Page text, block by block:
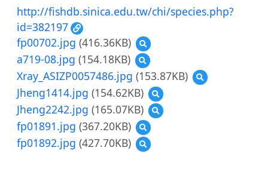
http://fishdb.sinica.edu.tw/chi/species.php?
id=382197
fp00702.jpg (416.36KB)
預
覽
fp00702.jpg
a719-08.jpg (154.18KB)
預
覽
a719-
08.jpg
Xray_ASIZP0057486.jpg (153.87KB)
預
覽
Jheng1414.jpg (154.62KB)
預
覽
Jheng1414.jpg
Jheng2242.jpg (165.07KB)
預
覽
fp01891.jpg (367.20KB)
預
覽
fp01891.jpg
fp01892.jpg (427.70KB)
預
覽